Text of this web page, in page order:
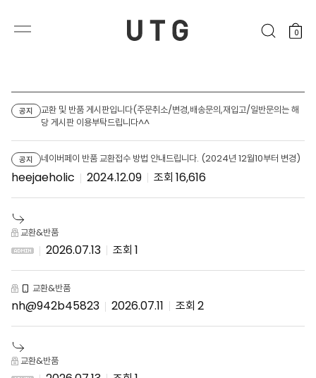
0
공지
교환 및 반품 게시판입니다(주문취소/변경,배송문의,재입고/일반문의는 해
당 게시판 이용부탁드립니다^^
공지 네이버페이 반품 교환접수 방법 안내드립니다. (2024년 12월10부터 변경)
heejaeholic 2024.12.09 16,616
교환&반품
2026.07.13 1
교환&반품
nh@942b45823 2026.07.11 2
교환&반품